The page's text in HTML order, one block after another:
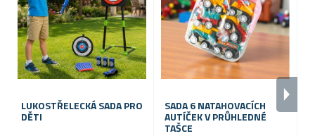
LUKOSTŘELECKÁ SADA PRO
DĚTI
SADA 6 NATAHOVACÍCH
AUTÍČEK V PRŮHLEDNÉ
TAŠCE